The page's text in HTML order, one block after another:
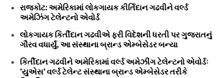
રાજકોટ: અમેરિકામાં લોકગાયક કીર્તિદાન ગઢવીને વર્લ્ડ
અમેઝિંગ ટેલેન્ટનો એવોર્ડ
લોકગાયક કિર્તીદાન ગઢવીએ ફરી વિદેશની ધરતી પર ગુજરાતનું
ગૌરવ વધાર્યું, આ સંસ્થાના બ્રાન્ડ એમ્બેસેડર બન્યા
કિર્તીદાન ગઢવીને અમેરિકામાં વર્લ્ડ અમેઝીંગ ટેલેન્ટનો એવોર્ડઃ
'યુએસ' વર્લ્ડ ટેલેન્ટ સંસ્થાના બ્રાન્ડ એમ્બેસેડર તરીકે